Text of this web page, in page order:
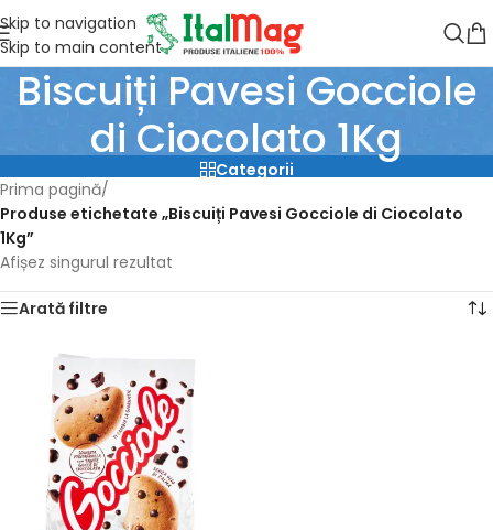
Skip to navigation
Skip to main content
Biscuiți Pavesi Gocciole
di Ciocolato 1Kg
Categorii
Prima pagină/
Produse etichetate „Biscuiți Pavesi Gocciole di Ciocolato
1Kg”
Afișez singurul rezultat
Arată filtre